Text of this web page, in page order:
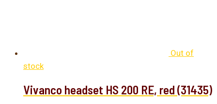
Out of
stock
Vivanco headset HS 200 RE, red (31435)